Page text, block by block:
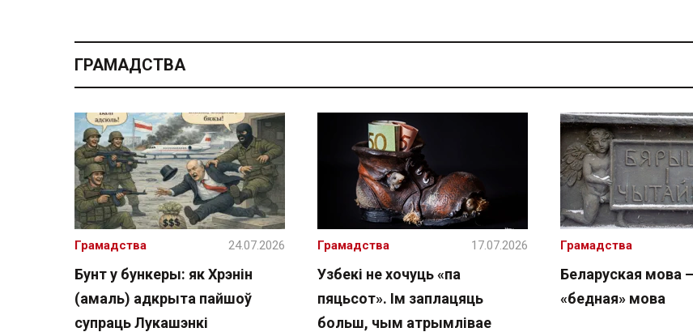
ГРАМАДСТВА
Бунт у бункеры: як Хрэнін
(амаль) адкрыта пайшоў
супраць Лукашэнкі
Грамадства 24.07.2026
Узбекі не хочуць «па
пяцьсот». Ім заплацяць
больш, чым атрымлівае
Грамадства 17.07.2026
Беларуская мова
«бедная» мова
Грамадства